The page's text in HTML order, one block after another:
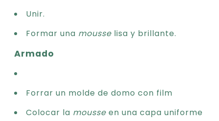
Unir.
Formar una mousse lisa y brillante.
Armado
Forrar un molde de domo con film
Colocar la mousse en una capa uniforme